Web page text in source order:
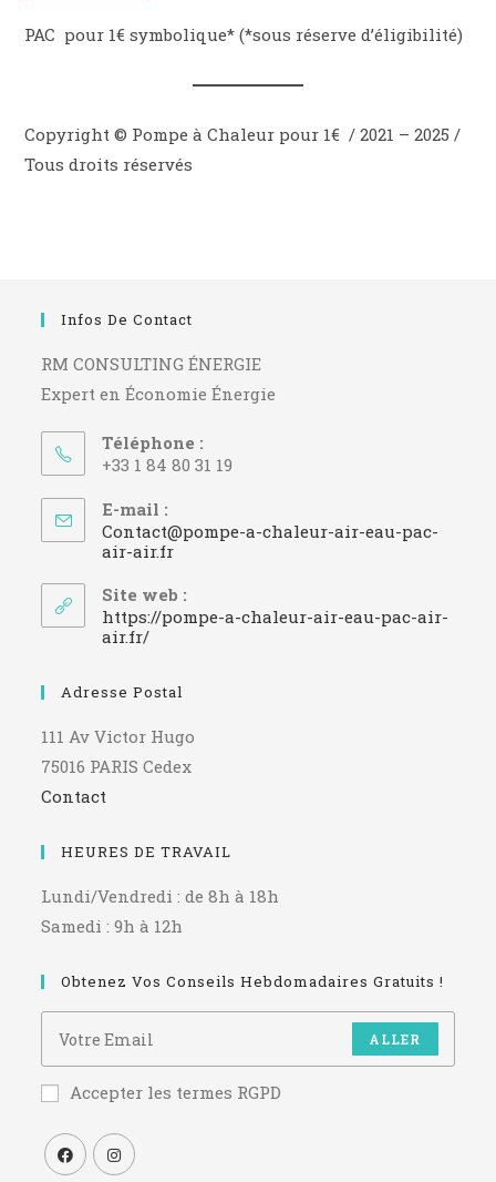
PAC pour 1€ symbolique* (*sous réserve d’éligibilité)
Copyright © Pompe à Chaleur pour 1€ / 2021 – 2025 /
Tous droits réservés
Infos De Contact
RM CONSULTING ÉNERGIE
Expert en Économie Énergie
Téléphone :
+33 1 84 80 31 19
E-mail :
Contact@pompe-a-chaleur-air-eau-pac-
air-air.frS’ouvre
votre
application
Site web :
https://pompe-a-chaleur-air-eau-pac-air-
air.fr/
Adresse Postal
111 Av Victor Hugo
75016 PARIS Cedex
Contact
HEURES DE TRAVAIL
Lundi/Vendredi : de 8h à 18h
Samedi : 9h à 12h
Obtenez Vos Conseils Hebdomadaires Gratuits !
ALLER
Accepter les termes RGPD